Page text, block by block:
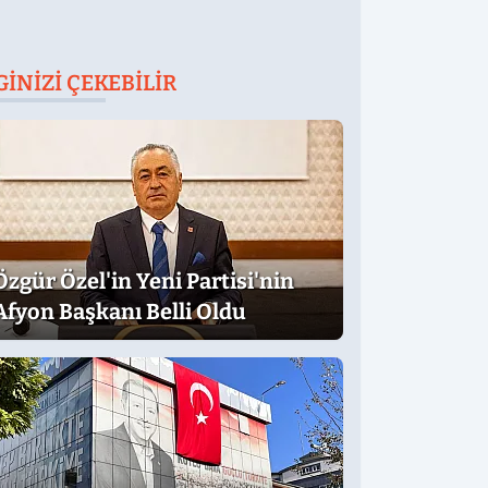
ÇEKEBILIR
Özel'in Yeni Partisi'nin
Başkanı Belli Oldu